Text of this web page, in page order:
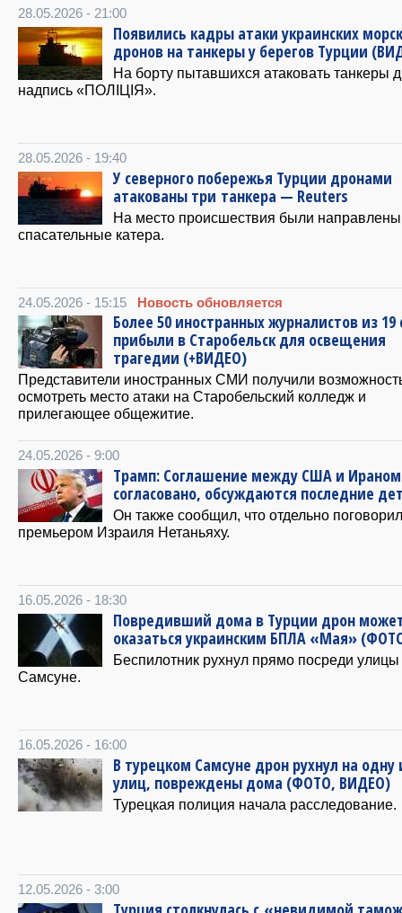
28.05.2026 - 21:00
Появились кадры атаки украинских
дронов на танкеры у берегов Турции
На борту пытавшихся атаковать танкеры
надпись «ПОЛІЦІЯ».
28.05.2026 - 19:40
У северного побережья Турции дронами
атакованы три танкера — Reuters
На место происшествия были направлены
спасательные катера.
24.05.2026 - 15:15 Новость обновляется
Более 50 иностранных журналистов из 19
прибыли в Старобельск для освещения
трагедии (+ВИДЕО)
Представители иностранных СМИ получили
осмотреть место атаки на Старобельский колледж и
прилегающее общежитие.
24.05.2026 - 9:00
Трамп: Соглашение между США и
согласовано, обсуждаются последние
Он также сообщил, что отдельно
премьером Израиля Нетаньяху.
16.05.2026 - 18:30
Повредивший дома в Турции дрон
оказаться украинским БПЛА «Мая»
Беспилотник рухнул прямо посреди улицы
Самсуне.
16.05.2026 - 16:00
В турецком Самсуне дрон рухнул на одну
улиц, повреждены дома (ФОТО, ВИДЕО)
Турецкая полиция начала расследование.
12.05.2026 - 3:00